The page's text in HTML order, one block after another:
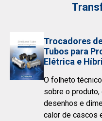
Trocadores
Tubos para
Elétrica e
O folheto
sobre o
desenhos e
calor de cascos